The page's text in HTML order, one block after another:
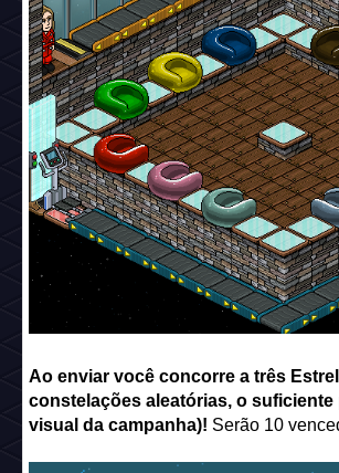
Ao enviar você concorre a três
constelações aleatórias, o suficiente
visual da campanha)! Serão 10